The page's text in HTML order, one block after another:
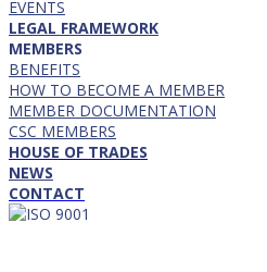
EVENTS
LEGAL FRAMEWORK
MEMBERS
BENEFITS
HOW TO BECOME A MEMBER
MEMBER DOCUMENTATION
CSC MEMBERS
HOUSE OF TRADES
NEWS
CONTACT